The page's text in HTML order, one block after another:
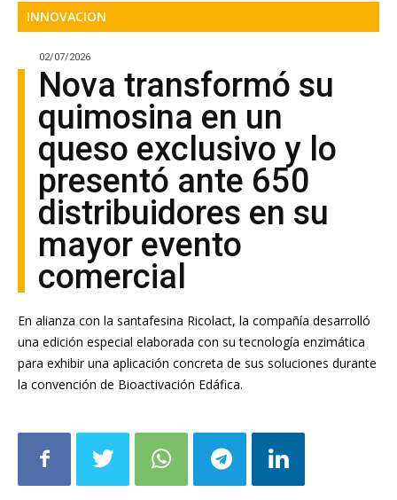
INNOVACION
02/07/2026
Nova transformó su
quimosina en un
queso exclusivo y lo
presentó ante 650
distribuidores en su
mayor evento
comercial
En alianza con la santafesina Ricolact, la compañía desarrolló
una edición especial elaborada con su tecnología enzimática
para exhibir una aplicación concreta de sus soluciones durante
la convención de Bioactivación Edáfica.